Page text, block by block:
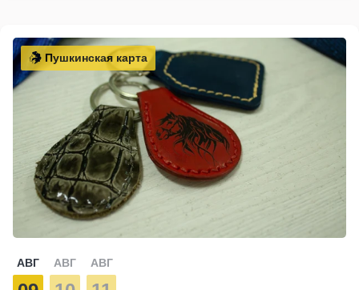
Пушкинская карта
АВГ АВГ АВГ